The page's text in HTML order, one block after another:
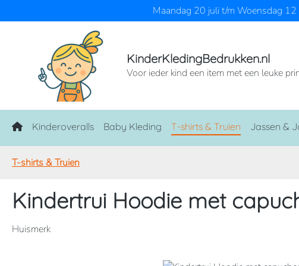
Maandag 20 juli t/m Woensdag
KinderKledingBedrukken.nl
Voor ieder kind een item met een leuke
Home
Kinderoveralls Baby Kleding T-shirts & Truien Jassen &
T-shirts & Truien
Kindertrui Hoodie met
Huismerk